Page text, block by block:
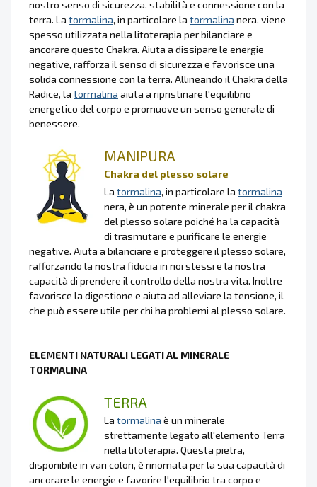
nostro senso di sicurezza, stabilità e connessione con la
terra. La tormalina, in particolare la tormalina nera, viene
spesso utilizzata nella litoterapia per bilanciare e
ancorare questo Chakra. Aiuta a dissipare le energie
negative, rafforza il senso di sicurezza e favorisce una
solida connessione con la terra. Allineando il Chakra della
Radice, la tormalina aiuta a ripristinare l'equilibrio
energetico del corpo e promuove un senso generale di
benessere.
MANIPURA
Chakra del plesso solare
La tormalina, in particolare la tormalina
nera, è un potente minerale per il chakra
del plesso solare poiché ha la capacità
di trasmutare e purificare le energie
negative. Aiuta a bilanciare e proteggere il plesso solare,
rafforzando la nostra fiducia in noi stessi e la nostra
capacità di prendere il controllo della nostra vita. Inoltre
favorisce la digestione e aiuta ad alleviare la tensione, il
che può essere utile per chi ha problemi al plesso solare.
ELEMENTI NATURALI LEGATI AL MINERALE
TORMALINA
TERRA
La tormalina è un minerale
strettamente legato all'elemento Terra
nella litoterapia. Questa pietra,
disponibile in vari colori, è rinomata per la sua capacità di
ancorare le energie e favorire l'equilibrio tra corpo e